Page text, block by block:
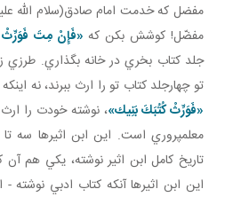
مفضل که خدمت امام صادق(سلام الله
مفضّل! کوشش بکن که «فَإِنْ مِتَ‏ فَوَرِّثْ‏
جلد کتاب بخري در خانه بگذاري. طرزي
تو چهارجلد کتاب تو را ارث ببرند، نه
«فَوَرِّثْ‏ كُتُبَكَ‏ بَنِيك‏»، نوشته خودت را ارث
معلم پروري است. اين ابن اثيرها سه تا
تاريخ کامل ابن اثير نوشته، يکي هم آن
اين ابن اثيرها آنکه کتاب ادبي نوشته